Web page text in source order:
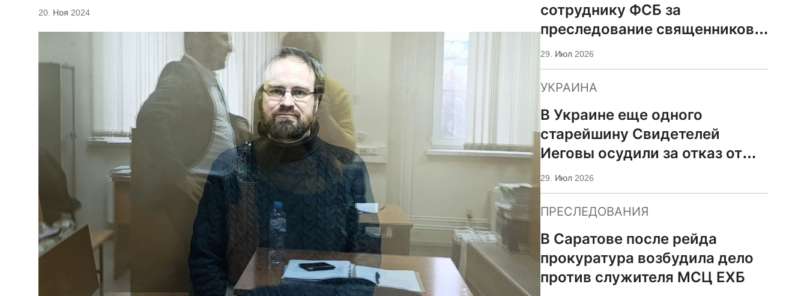
20. Ноя 2024
сотруднику ФСБ за
преследование священников
ПЦУ
29. Июл 2026
УКРАИНА
В Украине еще одного
старейшину Свидетелей
Иеговы осудили за отказ от
мобилизации
29. Июл 2026
ПРЕСЛЕДОВАНИЯ
В Саратове после рейда
прокуратура возбудила дело
против служителя МСЦ ЕХБ